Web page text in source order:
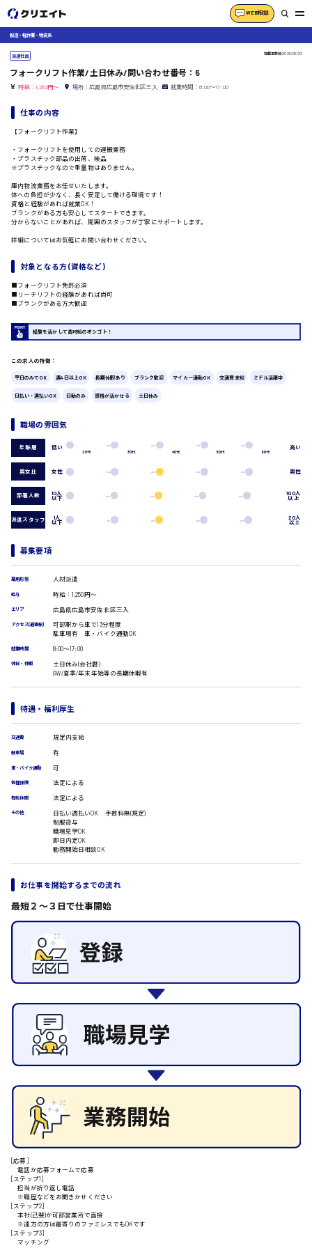
WEB相談
製造・軽作業・物流系
製造オペレーター
軽作業
医師
介護職
看護助手
貿易事務
コールセンターオペレーター
一般事務
経理事務
医療事務
翻訳、通訳
IT・クリエイティブ系
WEBデザイナー
校正・編集
システムエンジニア
プログラマー
販売・サービス・フード系
経営企画
洗い場
ラウンダー営業
ルート営業
その他の専門職
施設管理・整備
清掃
施工管理
広島市中区
広島市南区
広島市安佐南区
広島市安芸区
東広島市
安芸太田町
安芸郡
山口県
時給1200円～
時給1300円～
時給1400円～
時給制すべて
日給8000円～
日給9000円～
日給10000円以上
製造・軽作業・物流系
派遣社員 掲載更新日2026/06/23
フォークリフト作業/土日休み/問い合わせ番号：5
時給：1,250円～ 場所：広島県広島市安佐北区三入 就業時間：8:00〜17:00
仕事の内容
【フォークリフト作業】
・フォークリフトを使用しての運搬業務
・プラスチック部品の出荷、検品
※プラスチックなので重量物はありません。
庫内物流業務をお任せいたします。
体への負担が少なく、長く安定して働ける環境です！
資格と経験があれば就業OK！
ブランクがある方も安心してスタートできます。
分からないことがあれば、周囲のスタッフが丁寧にサポートします。
詳細についてはお気軽にお問い合わせください。
対象となる方 (資格など)
■フォークリフト免許必須
■リーチリフトの経験があれば尚可
■ブランクがある方大歓迎
経験を活かして高時給のオシゴト！
この求人の特徴：
平日のみでOK 週4日以上OK 長期休暇あり ブランク歓迎 マイカー通勤OK 交通費支給 ミドル活躍中
日払い・週払いOK 日勤のみ 資格が活かせる 土日休み
職場の雰囲気
年齢層 低い
20代 30代 40代 50代 60代
高い
男女比 女性 男性
部署人数 10人
以下
100人
以上
派遣スタッフ 1人
以下
20人
以上
募集要項
雇用形態 人材派遣
給与 時給：1,250円～
エリア 広島県広島市安佐北区三入
アクセス(最寄駅)
可部駅から車で13分程度
駐車場有 車・バイク通勤OK
就業時間 8:00〜17:00
休日・休暇
土日休み(会社暦)
GW/夏季/年末年始等の長期休暇有
待遇・福利厚生
交通費 規定内支給
駐車場 有
車・バイク通勤 可
各種保険 法定による
有給休暇 法定による
その他
日払い週払いOK 手数料無(規定)
制服貸与
職場見学OK
即日内定OK
勤務開始日相談OK
お仕事を開始するまでの流れ
最短２〜３日で仕事開始
[応募]
電話か応募フォームで応募
[ステップ1]
担当が折り返し電話
※職歴などをお聞きかせください
[ステップ2]
本社(己斐)か可部営業所で面接
※遠方の方は最寄りのファミレスでもOKです
[ステップ3]
マッチング